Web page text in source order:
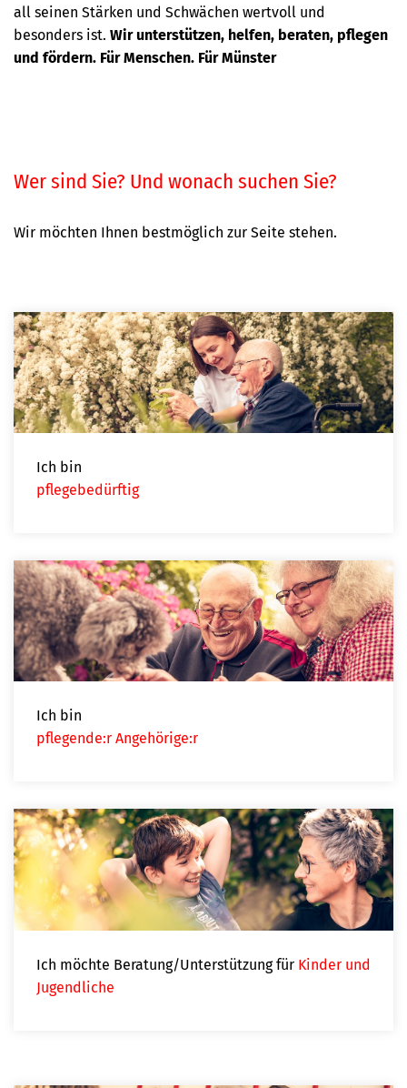
all seinen Stärken und Schwächen wertvoll und
besonders ist. Wir unterstützen, helfen, beraten, pflegen
und fördern. Für Menschen. Für Münster
Wer sind Sie? Und wonach suchen Sie?
Wir möchten Ihnen bestmöglich zur Seite stehen.
Ich bin
pflegebedürftig
Ich bin
pflegende:r Angehörige:r
Ich möchte Beratung/Unterstützung für Kinder und
Jugendliche